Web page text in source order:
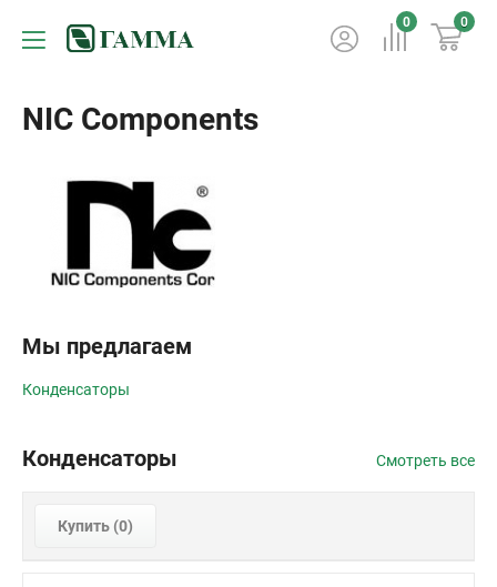
0 0
NIC Components
Мы предлагаем
Конденсаторы
Конденсаторы Смотреть все
Купить (0)